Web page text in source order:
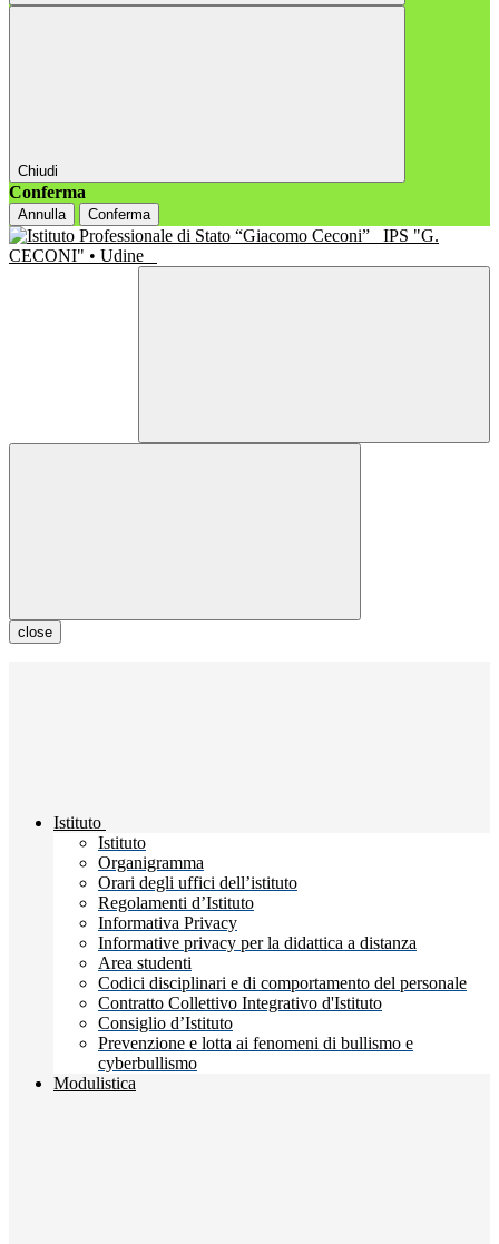
Chiudi
Conferma
Annulla Conferma
IPS "G.
CECONI" • Udine
close
Istituto
Istituto
Organigramma
Orari degli uffici dell’istituto
Regolamenti d’Istituto
Informativa Privacy
Informative privacy per la didattica a distanza
Area studenti
Codici disciplinari e di comportamento del personale
Contratto Collettivo Integrativo d'Istituto
Consiglio d’Istituto
Prevenzione e lotta ai fenomeni di bullismo e
cyberbullismo
Modulistica